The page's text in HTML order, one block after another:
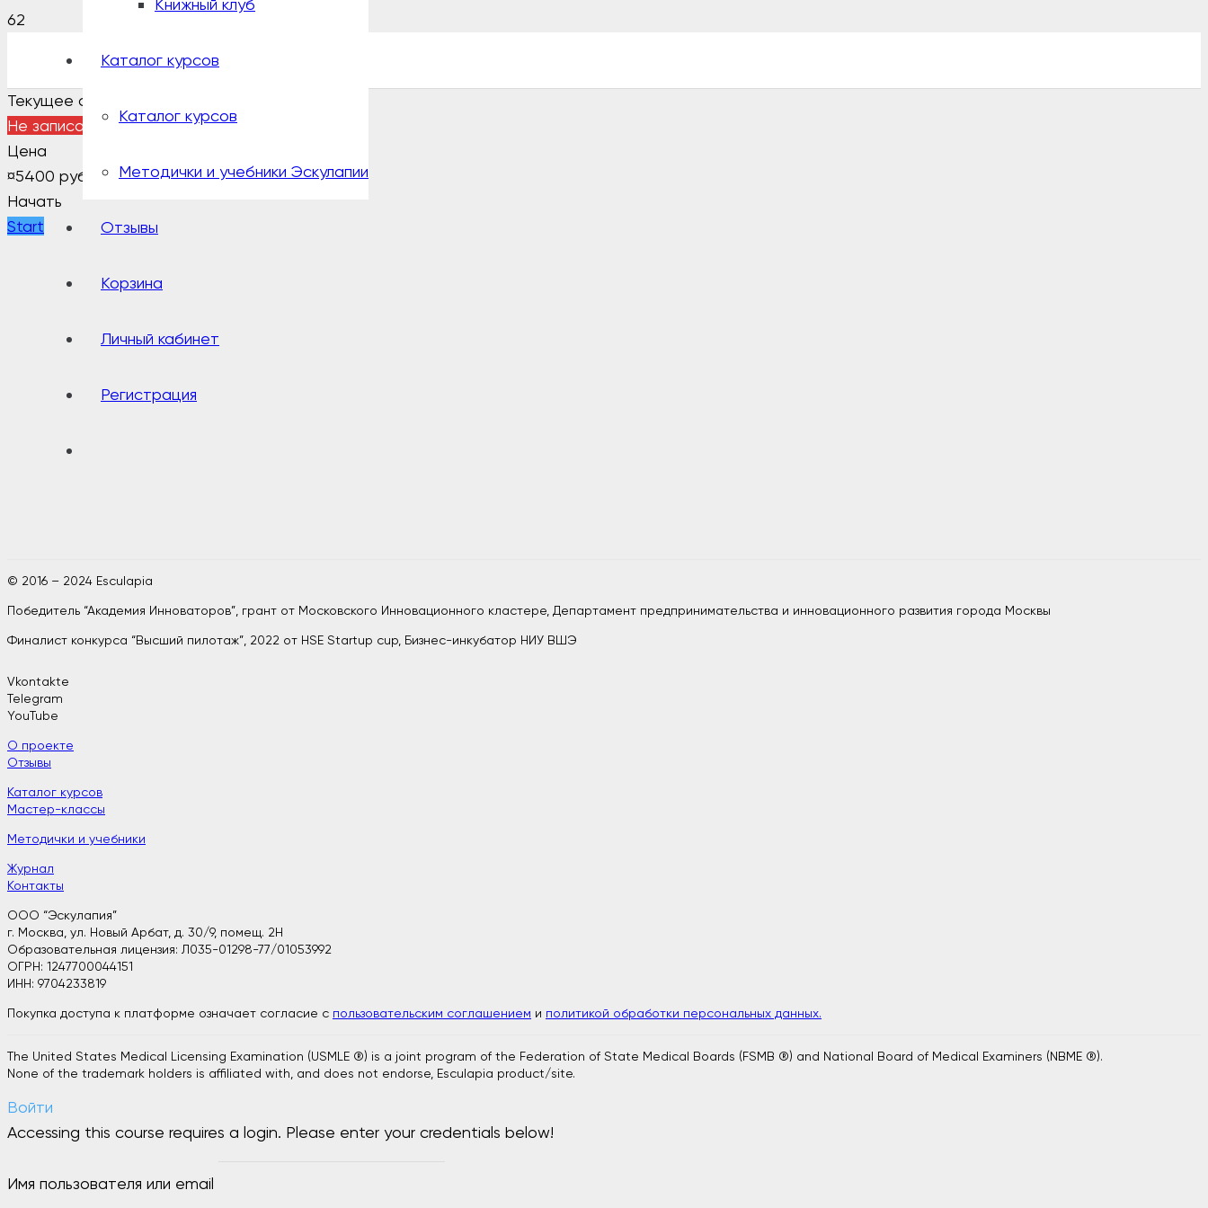
Книжный клуб
Каталог курсов
Каталог курсов
Методички и учебники Эскулапии
Отзывы
Корзина
Личный кабинет
Регистрация
Текущее состояние
Не записан
Цена
¤5400 руб
Начать
Start
© 2016 – 2024 Esculapia
Победитель “Академия Инноваторов”, грант от Московского Инновационного кластере, Департамент предпринимательства и инновационного развития города Москвы
Финалист конкурса “Высший пилотаж”, 2022 от HSE Startup cup, Бизнес-инкубатор НИУ ВШЭ
Vkontakte
Telegram
YouTube
О проекте
Отзывы
Каталог курсов
Мастер-классы
Методички и учебники
Журнал
Контакты
ООО “Эскулапия”
г. Москва, ул. Новый Арбат, д. 30/9, помещ. 2H
Образовательная лицензия: Л035-01298-77/01053992
ОГРН: 1247700044151
ИНН: 9704233819
Покупка доступа к платформе означает согласие с пользовательским соглашением и политикой обработки персональных данных.
The United States Medical Licensing Examination (USMLE ®) is a joint program of the Federation of State Medical Boards (FSMB ®) and National Board of Medical Examiners (NBME ®).
None of the trademark holders is affiliated with, and does not endorse, Esculapia product/site.
Войти
Accessing this course requires a login. Please enter your credentials below!
Имя пользователя или email